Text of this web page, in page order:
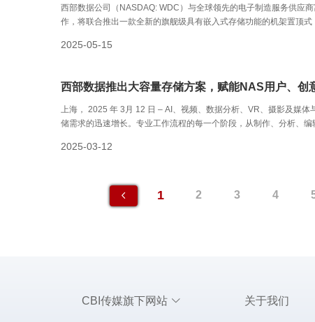
西部数据公司（NASDAQ: WDC）与全球领先的电子制造服务供应
作，将联合推出一款全新的旗舰级具有嵌入式存储功能的机架置顶
存储阵列。在双方合力下，鸿佰科技将采用西部数据的RapidFlex™
2025-05-15
西部数据推出大容量存储方案，赋能NAS用户、创
上海， 2025 年 3月 12 日 – AI、视频、数据分析、VR、摄影及媒
储需求的迅速增长。专业工作流程的每一个阶段，从制作、分析、
市场对大容量存储解决方案的迫切需求。
2025-03-12
1 2 3 4
CBI传媒旗下网站 关于我们